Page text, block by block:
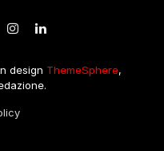
Instagram
LinkedIn
design ThemeSphere,